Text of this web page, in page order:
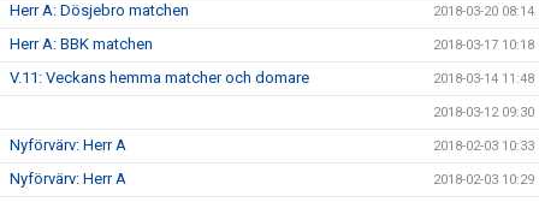
Herr A: Dösjebro matchen 2018-03-20 08:14
Herr A: BBK matchen 2018-03-17 10:18
V.11: Veckans hemma matcher och domare 2018-03-14 11:48
2018-03-12 09:30
Nyförvärv: Herr A 2018-02-03 10:33
Nyförvärv: Herr A 2018-02-03 10:29